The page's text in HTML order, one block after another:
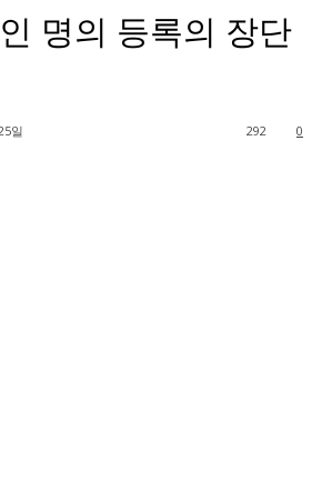
명의 등록의 장단
일 0
292